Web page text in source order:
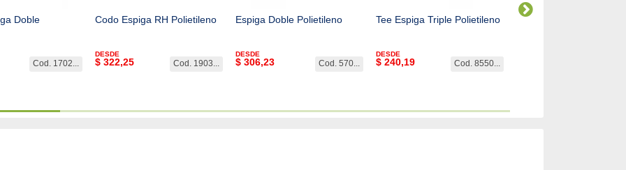
Doble
Cod. 1702...
Codo Espiga RH Polietileno
Cod. 1903...
DESDE
$ 322,25
Espiga Doble Polietileno
Cod. 570...
DESDE
$ 306,23
Tee Espiga Triple Polietileno
Cod. 8550...
DESDE
$ 240,19
Tee Espiga Rosca